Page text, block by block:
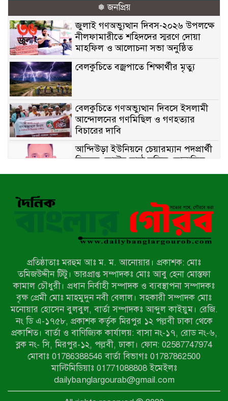
❅ জনপ্রিয়
জুলাই গণঅভ্যুত্থান দিবস-২০২৬ উপলক্ষে
নীলফামারীতে শহিদদের স্মরণে দোয়া
মাহফিল ও আলোচনা সভা অনুষ্ঠিত
বেলকুচিতে বজ্রপাতে শিক্ষার্থীর মৃত্যু
বেলকুচিতে গণঅভ্যুত্থান দিবসে ইসলামী
আন্দোলনের গণমিছিল ও গণহত্যার
বিচারের দাবি
আন্দিউড়া ইউনিয়নে চেয়ারম্যান পদপ্রার্থী
হিসেবে ভোটের মাঠে সক্রিয় মোত্তাকিম
চৌধুরী
নওগাঁয় সন্ত্রাসী হামলায় বিএনপি নেতা
গুরুতর জখম
টেকনাফের পাহাড়ে র‍্যাবের অভিযান:
অপহৃত ৩ রোহিঙ্গা উদ্ধার, গ্রেপ্তার ১
পোরশায় গণঅভ্যুত্থান দিবসে শহিদ ও
জুলাই যোদ্ধাদের সংবর্ধনা
৩৬ জুলাই মহামুক্তি দিবস: শ্রমজীবী
মানুষের অধিকার রক্ষায় সিরাজগঞ্জে শ্রমিক
অধিকার পরিষদের জোরালো অবস্থান
বাকেরগঞ্জে ইমাম, মোয়াজ্জিন ও
প্রতিষ্ঠাতাঃ মরহুম আঃ ম. ম. আনোয়ার। প্রকাশক: মোঃ
তমিজউদ্দীন টিটু। ভারপ্রাপ্ত সম্পাদকঃ মোঃ আবু হেনা মোস্তফা
কামাল চৌধুরী। প্রধান নির্বাহী সম্পাদক ও ব্যবস্থাপনা সম্পাদকঃ
বৃক্ষ প্রেমী মোঃ মাহমুদুন নবী বেলাল। সহকারী সম্পাদক মোঃ
মনোয়ার হোসেন বুলবুল, বার্তা সম্পাদকঃ আব্দুল কাইয়ুম। রেজি.
নং ডি এ-১৭৫৮, প্রকাশক কর্তৃক মিরপুর ১২ পল্লবী ঢাকা থেকে
প্রকাশিত। বার্তা ও বাণিজ্যিক কার্যালয়: বাসা নং-১৭, রোড নং-৬,
ব্লক নং- সি, মিরপুর-১২, পল্লবী, ঢাকা। ফোন: 02587747974
মোবাঃ 01786388546 বার্তা বিভাগঃ 01787862500
মাল্টিমিডিয়াঃ 01771088808 ইমেইলঃ
dailybanglargourab@gmail.com